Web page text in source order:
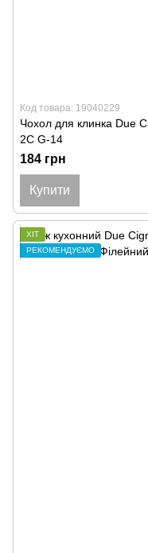
Код товара: 19040229
Чохол для клинка Due
2C G-14
184 грн
Купити
ХІТ
РЕКОМЕНДУЄМО